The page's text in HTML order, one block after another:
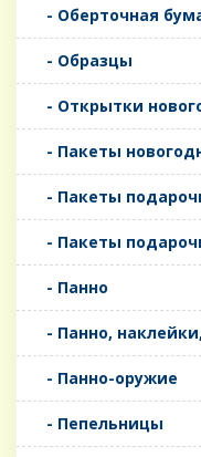
- Оберточная
- Образцы
- Открытки
- Пакеты
- Пакеты
- Пакеты
- Панно
- Панно,
- Панно-оружие
- Пепельницы